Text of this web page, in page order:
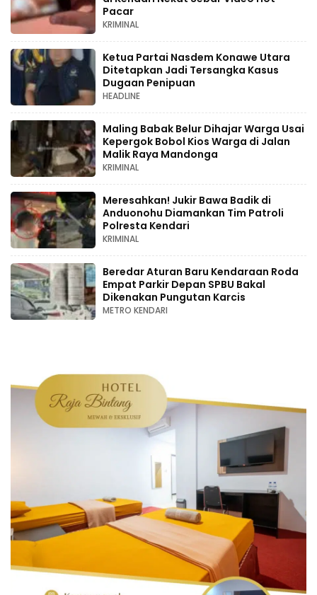
Pacar
KRIMINAL
Ketua Partai Nasdem Konawe Utara
Ditetapkan Jadi Tersangka Kasus
Dugaan Penipuan
HEADLINE
Maling Babak Belur Dihajar Warga Usai
Kepergok Bobol Kios Warga di Jalan
Malik Raya Mandonga
KRIMINAL
Meresahkan! Jukir Bawa Badik di
Anduonohu Diamankan Tim Patroli
Polresta Kendari
KRIMINAL
Beredar Aturan Baru Kendaraan Roda
Empat Parkir Depan SPBU Bakal
Dikenakan Pungutan Karcis
METRO KENDARI